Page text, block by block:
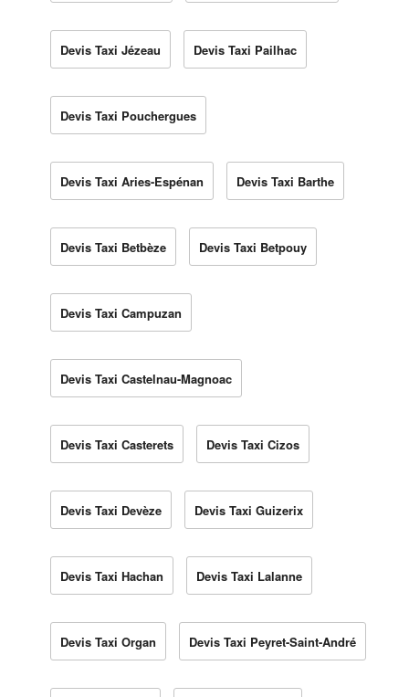
Devis Taxi Jézeau Devis Taxi Pailhac
Devis Taxi Pouchergues
Devis Taxi Aries-Espénan Devis Taxi Barthe
Devis Taxi Betbèze Devis Taxi Betpouy
Devis Taxi Campuzan
Devis Taxi Castelnau-Magnoac
Devis Taxi Casterets Devis Taxi Cizos
Devis Taxi Devèze Devis Taxi Guizerix
Devis Taxi Hachan Devis Taxi Lalanne
Devis Taxi Organ Devis Taxi Peyret-Saint-André